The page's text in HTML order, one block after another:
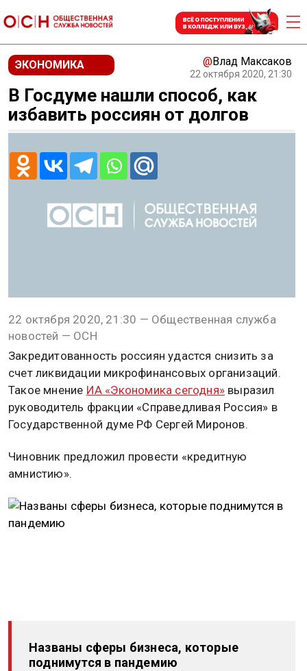
ЭКОНОМИКА @Влад Максаков
22 октября 2020, 21:30
В Госдуме нашли способ, как
избавить россиян от долгов
22 октября 2020, 21:30 — Общественная служба
новостей — ОСН
Закредитованность россиян удастся снизить за
счет ликвидации микрофинансовых организаций.
Такое мнение ИА «Экономика сегодня» выразил
руководитель фракции «Справедливая Россия» в
Государственной думе РФ Сергей Миронов.
Чиновник предложил провести «кредитную
амнистию».
Названы сферы бизнеса, которые
поднимутся в пандемию